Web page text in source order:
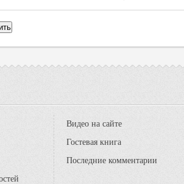
Видео на сайте
Гостевая книга
Последние комментарии